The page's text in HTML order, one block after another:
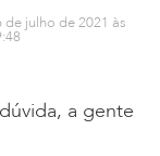
de julho de 2021 às
a gente